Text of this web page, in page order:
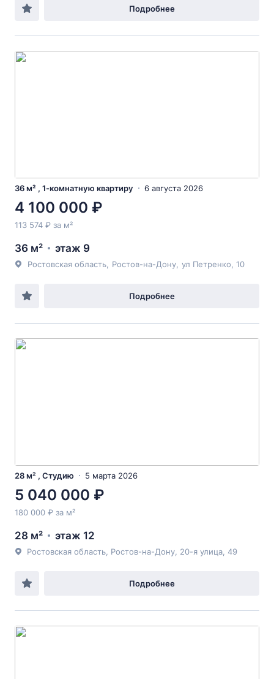
Подробнее
36 м² , 1-комнатную квартиру 6 августа 2026
4 100 000 ₽
113 574 ₽ за м²
36 м² этаж 9
Ростовская область Ростов-на-Дону ул Петренко , 10
Подробнее
28 м² , Студию 5 марта 2026
5 040 000 ₽
180 000 ₽ за м²
28 м² этаж 12
Ростовская область, Ростов-на-Дону, 20-я улица, 49
Подробнее